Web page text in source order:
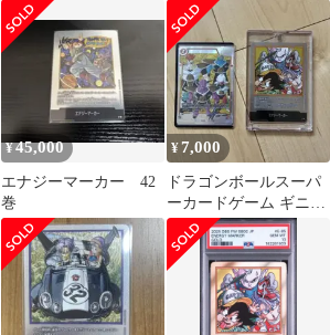
ールド マンガブースタ
ー
¥45,000
エナジーマーカー 42
巻
¥7,000
ドラゴンボールスーパ
ーカードゲーム ギニュ
ー特戦隊 エナジーマー
カー37巻